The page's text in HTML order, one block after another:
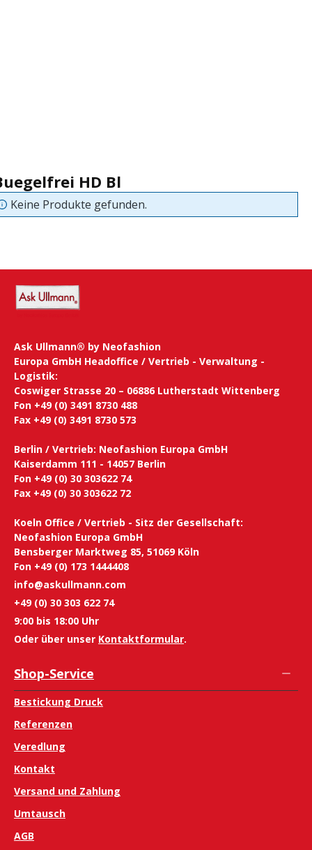
HD Bl
Keine Produkte gefunden.
Ask Ullmann® by Neofashion
Europa GmbH Headoffice / Vertrieb - Verwaltung -
Logistik:
Coswiger Strasse 20 – 06886 Lutherstadt Wittenberg
Fon +49 (0) 3491 8730 488
Fax +49 (0) 3491 8730 573
Berlin / Vertrieb: Neofashion Europa GmbH
Kaiserdamm 111 - 14057 Berlin
Fon +49 (0) 30 303622 74
Fax +49 (0) 30 303622 72
Koeln Office / Vertrieb - Sitz der Gesellschaft:
Neofashion Europa GmbH
Bensberger Marktweg 85, 51069 Köln
Fon +49 (0) 173 1444408
info@askullmann.com
+49 (0) 30 303 622 74
9:00 bis 18:00 Uhr
Oder über unser Kontaktformular.
Shop-Service
Bestickung Druck
Referenzen
Veredlung
Kontakt
Versand und Zahlung
Umtausch
AGB